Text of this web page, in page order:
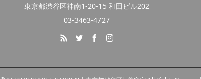
東京都渋谷区神南1-20-15 和田ビル202
03-3463-4727